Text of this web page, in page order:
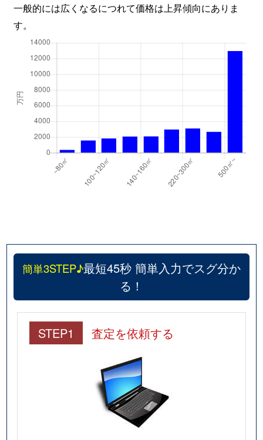
一般的には広くなるにつれて価格は上昇傾向にありま
す。
簡単3STEP♪最短45秒 簡単入力でスグ分か
る！
STEP1 査定を依頼する